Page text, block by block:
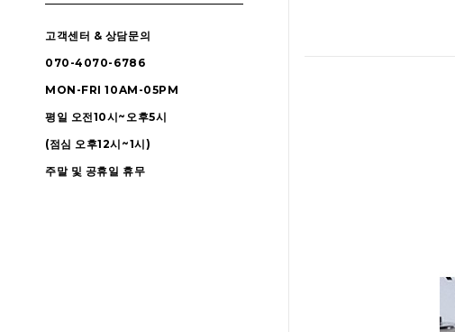
고객센터 & 상담문의
070-4070-6786
MON-FRI 10AM-05PM
평일 오전10시~오후5시
(점심 오후12시~1시)
주말 및 공휴일 휴무